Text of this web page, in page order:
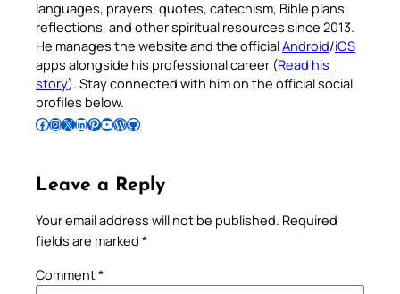
languages, prayers, quotes, catechism, Bible plans,
reflections, and other spiritual resources since 2013.
He manages the website and the officialAndroid/iOS
apps alongside his professional career (Read his
story). Stay connected with him on the official social
profiles below.
Follow Pradeep on Facebook Follow Pradeep on InstagramFollow Pradeep on X Follow Pradeep on LinkedIn Follow Pradeep on Pinterest Subscribe to Pradeep’s Youtube Channel Follow Pradeep on WordPress Follow Pradeep on GitHub
Leave a Reply
Your email address will not be published. Required
fields are marked *
Comment*